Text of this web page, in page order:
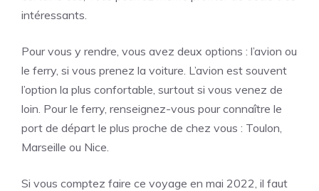
intéressants.
Pour vous y rendre, vous avez deux options : l’avion ou
le ferry, si vous prenez la voiture. L’avion est souvent
l’option la plus confortable, surtout si vous venez de
loin. Pour le ferry, renseignez-vous pour connaître le
port de départ le plus proche de chez vous : Toulon,
Marseille ou Nice.
Si vous comptez faire ce voyage en mai 2022, il faut